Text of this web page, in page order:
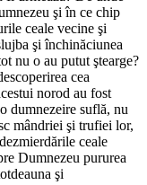
şi în ce chip
ceale vecine şi
şi închinăciunea
nu o au putut ştearge?
cea
norod au fost
dumnezeire suflă, nu
mândriei şi trufiei lor,
ceale
Dumnezeu pururea
şi